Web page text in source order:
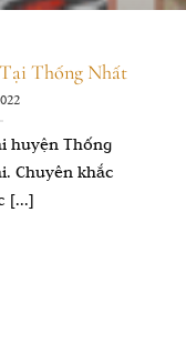
Thống Nhất
huyện Thống
Chuyên khắc
[...]